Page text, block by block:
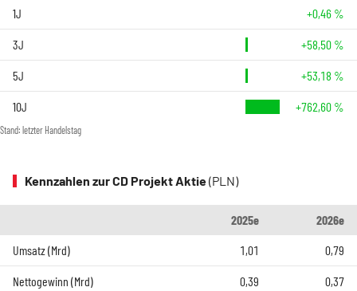
1J +0,46 %
3J +58,50 %
5J +53,18 %
10J +762,60 %
Stand: letzter Handelstag
Kennzahlen zur CD Projekt Aktie(PLN)
2025e
2026e
Umsatz (Mrd)
1,01 0,79
Nettogewinn (Mrd) 0,39 0,37